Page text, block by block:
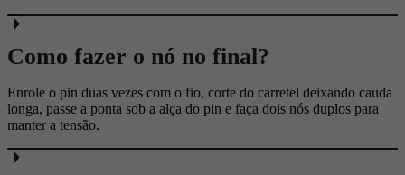
Como fazer o nó no final?
Enrole o pin duas vezes com o fio, corte do carretel deixando cauda
longa, passe a ponta sob a alça do pin e faça dois nós duplos para
manter a tensão.